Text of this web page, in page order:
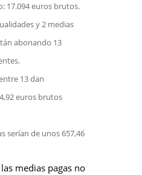
17.094 euros brutos.
y 2 medias
abonando 13
13 dan
euros brutos
serían de unos 657,46
medias pagas no